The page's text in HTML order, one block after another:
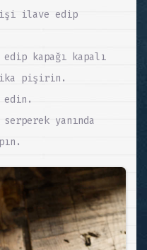
ilave edip
kapağı kapalı
pişirin.
edin.
yanında